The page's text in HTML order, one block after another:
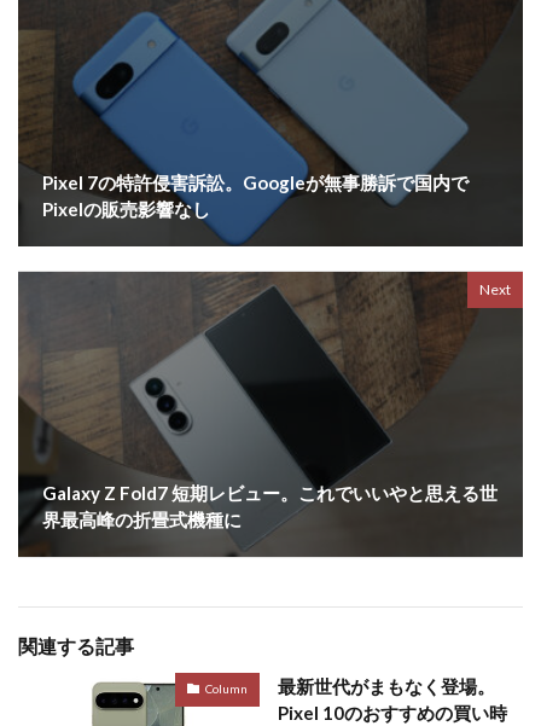
Pixel 7の特許侵害訴訟。Googleが無事勝訴で国内で
Pixelの販売影響なし
Next
Galaxy Z Fold7 短期レビュー。これでいいやと思える世
界最高峰の折畳式機種に
関連する記事
Column
最新世代がまもなく登場。
Pixel 10のおすすめの買い時